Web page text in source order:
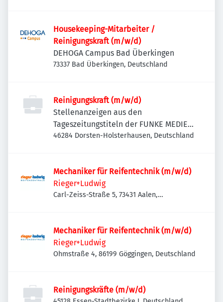
Housekeeping-Mitarbeiter /
Reinigungskraft (m/w/d)
DEHOGA Campus Bad Überkingen
73337 Bad Überkingen, Deutschland
Reinigungskraft (m/w/d)
Stellenanzeigen aus den
Tageszeitungstiteln der FUNKE MEDIEN
NRW
46284 Dorsten-Holsterhausen, Deutschland
Mechaniker für Reifentechnik (m/w/d)
Rieger+Ludwig
Carl-Zeiss-Straße 5, 73431 Aalen,
Mechaniker für Reifentechnik (m/w/d)
Rieger+Ludwig
Ohmstraße 4, 86199 Göggingen, Deutschland
Reinigungskräfte (m/w/d)